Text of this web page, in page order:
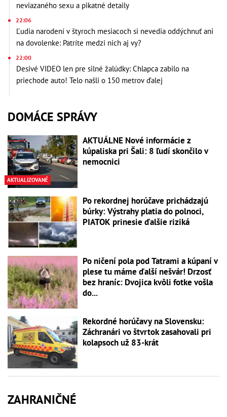
neviazaného sexu a pikatné detaily
22:06
Ľudia narodení v štyroch mesiacoch si nevedia oddýchnuť ani
na dovolenke: Patríte medzi nich aj vy?
22:00
Desivé VIDEO len pre silné žalúdky: Chlapca zabilo na
priechode auto! Telo našli o 150 metrov ďalej
DOMÁCE SPRÁVY
AKTUALIZOVANÉ
AKTUÁLNE Nové informácie z
kúpaliska pri Šali: 8 ľudí skončilo v
nemocnici
Po rekordnej horúčave prichádzajú
búrky: Výstrahy platia do polnoci,
PIATOK prinesie ďalšie riziká
Po ničení pola pod Tatrami a kúpaní v
plese tu máme ďalší nešvár! Drzosť
bez hraníc: Dvojica kvôli fotke vošla
do...
Rekordné horúčavy na Slovensku:
Záchranári vo štvrtok zasahovali pri
kolapsoch už 83-krát
ZAHRANIČNÉ